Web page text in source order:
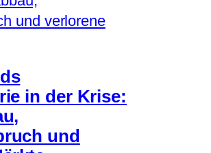
in der Krise:
und